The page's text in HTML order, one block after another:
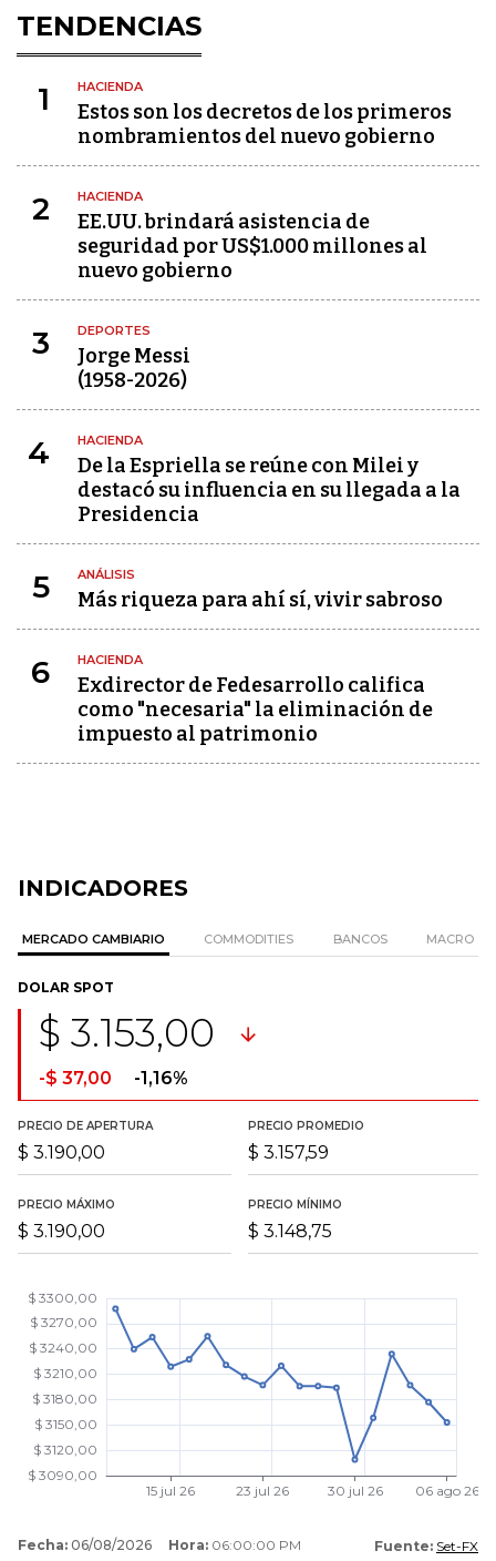
TENDENCIAS
1 HACIENDA
Estos son los decretos de los primeros
nombramientos del nuevo gobierno
2 HACIENDA
EE.UU. brindará asistencia de
seguridad por US$1.000 millones al
nuevo gobierno
3 DEPORTES
Jorge Messi
(1958-2026)
4 HACIENDA
De la Espriella se reúne con Milei y
destacó su influencia en su llegada a la
Presidencia
5 ANÁLISIS
Más riqueza para ahí sí, vivir sabroso
6 HACIENDA
Exdirector de Fedesarrollo califica
como "necesaria" la eliminación de
impuesto al patrimonio
INDICADORES
MERCADO CAMBIARIO COMMODITIES BANCOS MACRO
DOLAR SPOT
$ 3.153,00
-$ 37,00 -1,16%
PRECIO DE APERTURA
$ 3.190,00
PRECIO PROMEDIO
$ 3.157,59
PRECIO MÁXIMO
$ 3.190,00
PRECIO MÍNIMO
$ 3.148,75
Fecha: 06/08/2026 Hora: 06:00:00 PM Fuente: Set-FX